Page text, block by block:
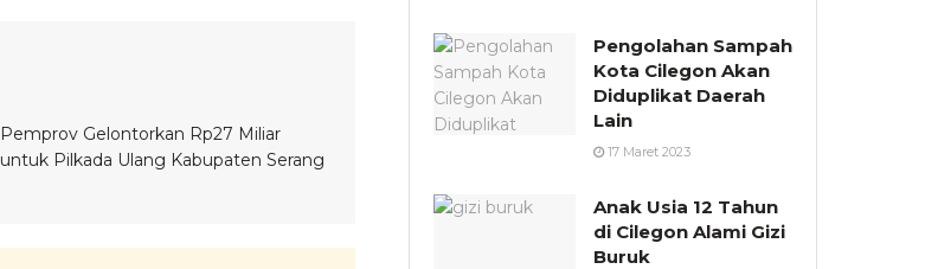
Pemprov Gelontorkan Rp27 Miliar
untuk Pilkada Ulang Kabupaten Serang
Pengolahan Sampah
Kota Cilegon Akan
Diduplikat Daerah
Lain
17 Maret 2023
Anak Usia 12 Tahun
di Cilegon Alami Gizi
Buruk